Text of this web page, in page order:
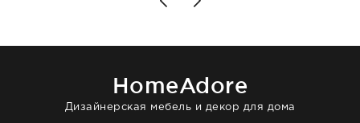
то качество выше всяких похвал. Выглядит
HomeAdore
Дизайнерская мебель и декор для дома